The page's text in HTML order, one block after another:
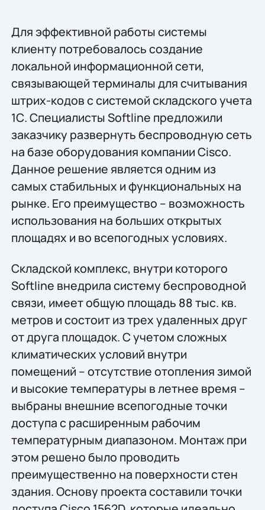
Для эффективной работы системы
клиенту потребовалось создание
локальной информационной сети,
связывающей терминалы для считывания
штрих-кодов с системой складского учета
1С. Специалисты Softline предложили
заказчику развернуть беспроводную сеть
на базе оборудования компании Cisco.
Данное решение является одним из
самых стабильных и функциональных на
рынке. Его преимущество – возможность
использования на больших открытых
площадях и во всепогодных условиях.
Складской комплекс, внутри которого
Softline внедрила систему беспроводной
связи, имеет общую площадь 88 тыс. кв.
метров и состоит из трех удаленных друг
от друга площадок. С учетом сложных
климатических условий внутри
помещений – отсутствие отопления зимой
и высокие температуры в летнее время –
выбраны внешние всепогодные точки
доступа с расширенным рабочим
температурным диапазоном. Монтаж при
этом решено было проводить
преимущественно на поверхности стен
здания. Основу проекта составили точки